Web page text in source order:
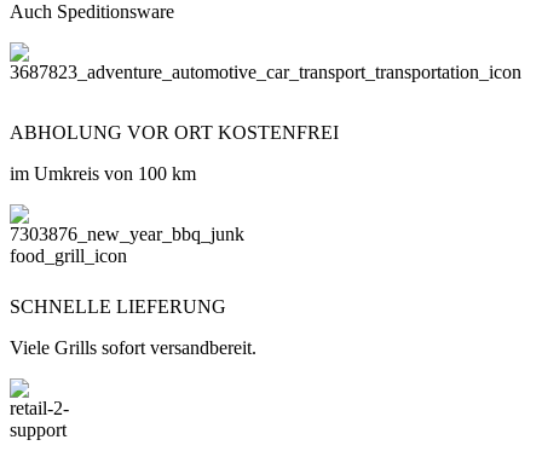
Auch Speditionsware
ABHOLUNG VOR ORT KOSTENFREI
im Umkreis von 100 km
SCHNELLE LIEFERUNG
Viele Grills sofort versandbereit.